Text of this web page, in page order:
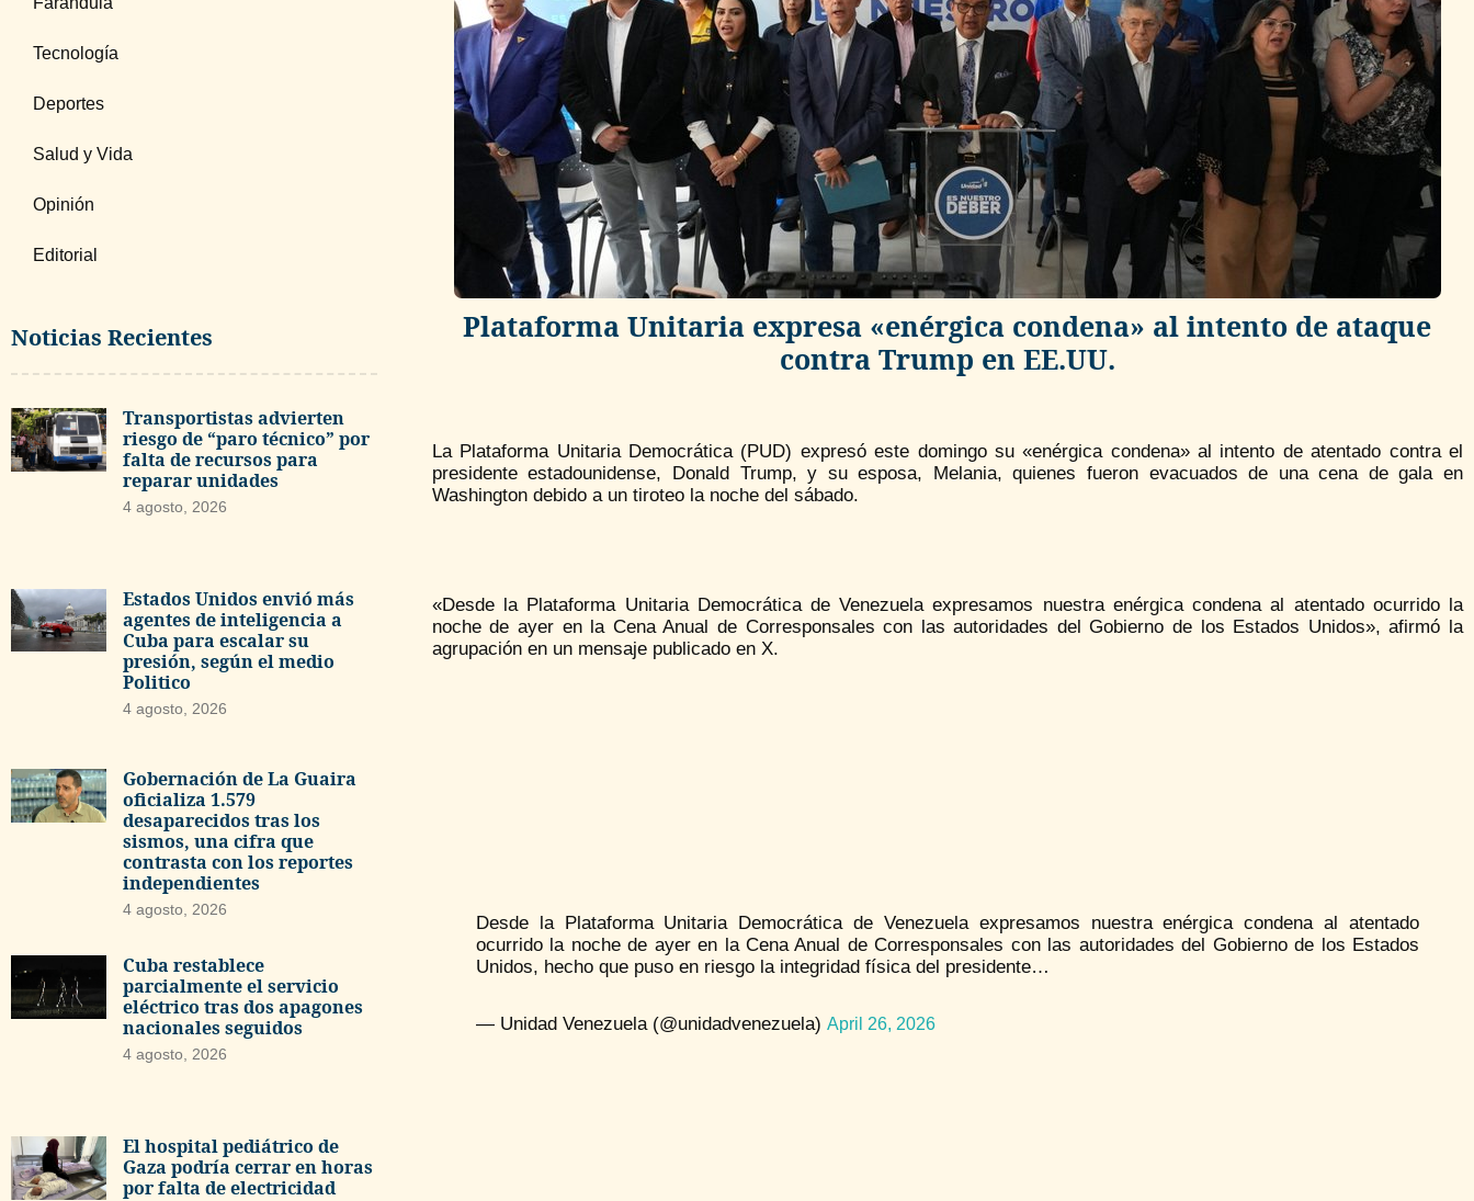
Tecnología
Deportes
Salud y Vida
Opinión
Editorial
Noticias Recientes
Transportistas advierten
riesgo de “paro técnico” por
falta de recursos para
reparar unidades
4 agosto, 2026
Estados Unidos envió más
agentes de inteligencia a
Cuba para escalar su
presión, según el medio
Politico
4 agosto, 2026
Gobernación de La Guaira
oficializa 1.579
desaparecidos tras los
sismos, una cifra que
contrasta con los reportes
independientes
4 agosto, 2026
Cuba restablece
parcialmente el servicio
eléctrico tras dos apagones
nacionales seguidos
4 agosto, 2026
El hospital pediátrico de
Gaza podría cerrar en horas
por falta de electricidad
Plataforma Unitaria expresa «enérgica condena» al intento de ataque
contra Trump en EE.UU.
La Plataforma Unitaria Democrática (PUD) expresó este domingo su «enérgica condena» al intento de atentado contra el
presidente estadounidense, Donald Trump, y su esposa, Melania, quienes fueron evacuados de una cena de gala en
Washington debido a un tiroteo la noche del sábado.
«Desde la Plataforma Unitaria Democrática de Venezuela expresamos nuestra enérgica condena al atentado ocurrido la
noche de ayer en la Cena Anual de Corresponsales con las autoridades del Gobierno de los Estados Unidos», afirmó la
agrupación en un mensaje publicado en X.
Desde la Plataforma Unitaria Democrática de Venezuela expresamos nuestra enérgica condena al atentado
ocurrido la noche de ayer en la Cena Anual de Corresponsales con las autoridades del Gobierno de los Estados
Unidos, hecho que puso en riesgo la integridad física del presidente…
— Unidad Venezuela (@unidadvenezuela) April 26, 2026